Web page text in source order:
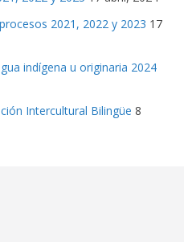
2021, 2022 y 2023 17
indígena u originaria 2024
Intercultural Bilingüe 8